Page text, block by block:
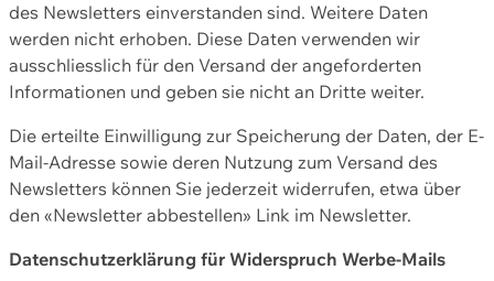
des Newsletters einverstanden sind. Weitere Daten
werden nicht erhoben. Diese Daten verwenden wir
ausschliesslich für den Versand der angeforderten
Informationen und geben sie nicht an Dritte weiter.
Die erteilte Einwilligung zur Speicherung der Daten, der E-
Mail-Adresse sowie deren Nutzung zum Versand des
Newsletters können Sie jederzeit widerrufen, etwa über
den «Newsletter abbestellen» Link im Newsletter.
Datenschutzerklärung für Widerspruch Werbe-Mails